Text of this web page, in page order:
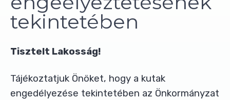
tekintetében
Tisztelt Lakosság!
Tájékoztatjuk Önöket, hogy a kutak
engedélyezése tekintetében az Önkormányzat